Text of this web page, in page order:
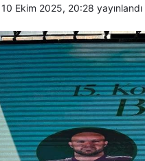
10 Ekim 2025, 20:28 yayınlandı